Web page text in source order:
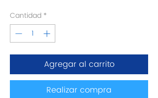
Cantidad *
Agregar al carrito
Realizar compra